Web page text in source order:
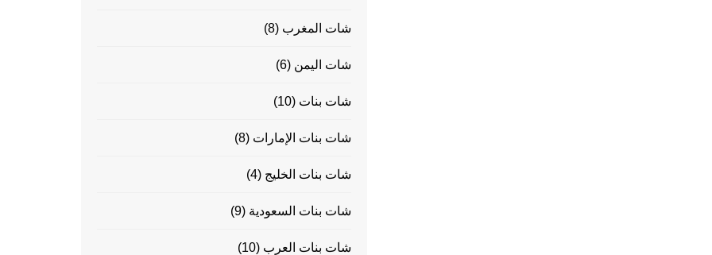
شات المغرب (8)
شات اليمن (6)
شات بنات (10)
شات بنات الإمارات (8)
شات بنات الخليج (4)
شات بنات السعودية (9)
شات بنات العرب (10)